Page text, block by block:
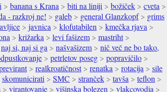
> banana s Krana > biti na liniji > božiček > cveta >
- razkroj ne! > galeb > general Glanzkopf> grims
> javnica > klofutabilen > kmečka rjava >
> križarka > levi fašizem > mastriht>
naj si, naj si ga > našvašizem > nič več ne bo tako,
> petrletov poseg > popravičilo >
> realkroatičnost> renatka > rotacija > sile
skomunicirati > SMC > stranček > tavša > teflon >
> virantovanje > višinska bolezen > vlakcovodja >